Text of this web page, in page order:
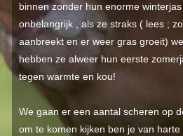
binnen zonder hun enorme
onbelangrijk , als ze straks ( lees ;
aanbreekt en er weer gras groeit)
hebben ze alweer hun eerste
tegen warmte en kou!
We gaan er een aantal scheren op
om te komen kijken ben je van